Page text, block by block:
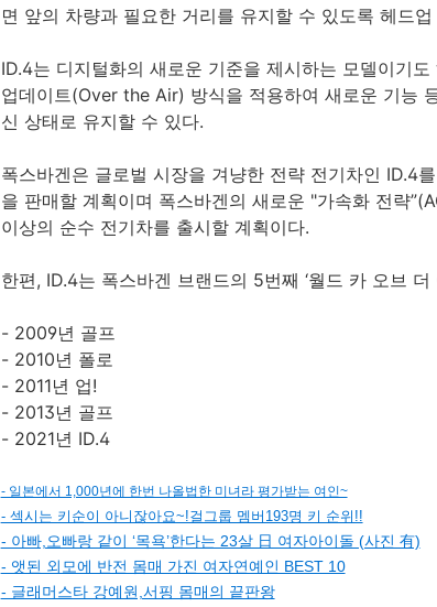
면 앞의 차량과 필요한 거리를 유지할 수 있도록 헤드
ID.4는 디지털화의 새로운 기준을 제시하는 모델이기
업데이트(Over the Air) 방식을 적용하여 새로운 기능
신 상태로 유지할 수 있다.
폭스바겐은 글로벌 시장을 겨냥한 전략 전기차인 ID.4
을 판매할 계획이며 폭스바겐의 새로운 "가속화 전략
이상의 순수 전기차를 출시할 계획이다.
한편, ID.4는 폭스바겐 브랜드의 5번째 ‘월드 카 오브
- 2009년 골프
- 2010년 폴로
- 2011년 업!
- 2013년 골프
- 2021년 ID.4
- 일본에서 1,000년에 한번 나올법한 미녀라 평가받는 여인~
- 섹시는 키순이 아니잖아요~!걸그룹 멤버193명 키 순위!!
- 아빠,오빠랑 같이 ‘목욕’한다는 23살 日 여자아이돌 (사진 有)
- 앳된 외모에 반전 몸매 가진 여자연예인 BEST 10
- 글래머스타 강예원,서핑 몸매의 끝판왕